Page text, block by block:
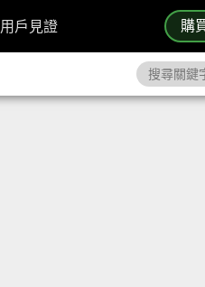
購
用戶見證